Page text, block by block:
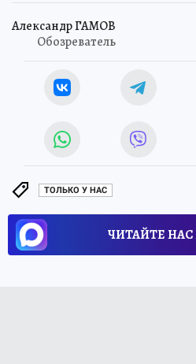
Александр ГАМОВ
Обозреватель
ТОЛЬКО У НАС
ЧИТАЙТЕ НАС